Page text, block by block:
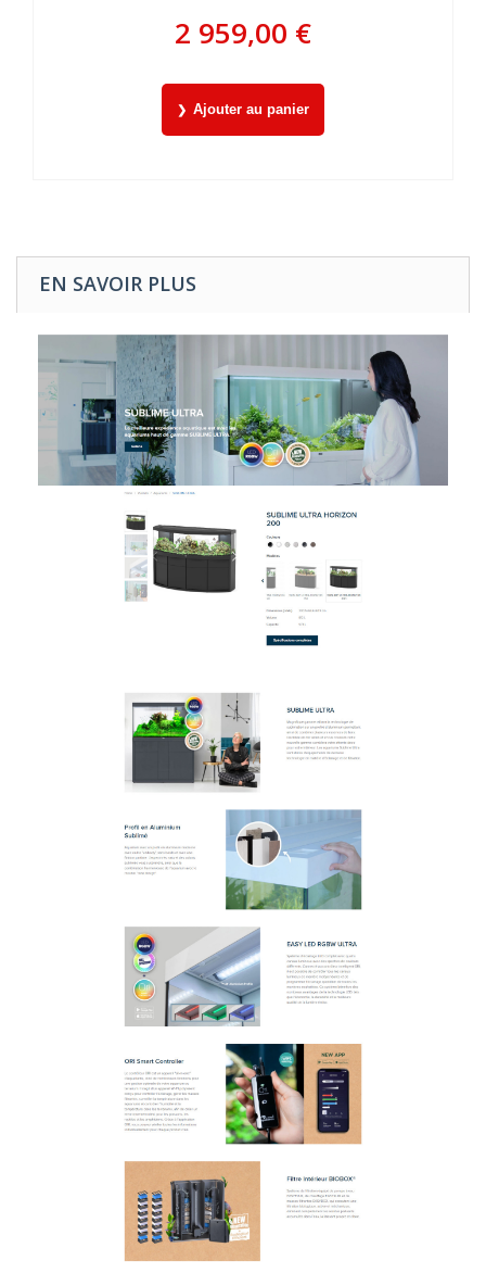
2 959,00 €
Ajouter au panier
EN SAVOIR PLUS